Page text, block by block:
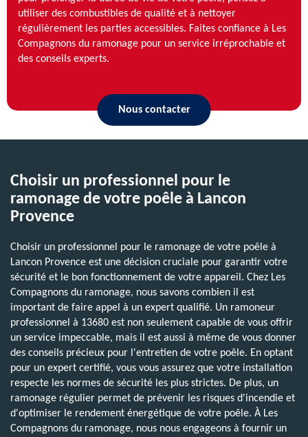
utiliser des combustibles de qualité et à nettoyer
régulièrement les parties accessibles. Faites confiance à Les
Compagnons du ramonage pour un service irréprochable et
des conseils experts.
Nous contacter
Choisir un professionnel pour le
ramonage de votre poêle à Lancon
Provence
Choisir un professionnel pour le ramonage de votre poêle à
Lancon Provence est une décision cruciale pour garantir votre
sécurité et le bon fonctionnement de votre appareil. Chez Les
Compagnons du ramonage, nous savons combien il est
important de faire appel à un expert qualifié. Un ramoneur
professionnel à 13680 est non seulement capable de vous offrir
un service impeccable, mais il est aussi à même de vous donner
des conseils précieux pour l'entretien de votre poêle. En optant
pour un expert certifié, vous vous assurez que votre installation
respecte les normes de sécurité les plus strictes. De plus, un
ramonage régulier permet de prévenir les risques d'incendie et
d'optimiser le rendement énergétique de votre poêle. À Les
Compagnons du ramonage, nous nous engageons à fournir un